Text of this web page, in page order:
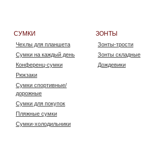
СУМКИ
Чехлы для планшета
Сумки на каждый день
Конференц-сумки
Рюкзаки
Сумки спортивные/
дорожные
Сумки для покупок
Пляжные сумки
Сумки-холодильники
ЗОНТЫ
Зонты-трости
Зонты складные
Дождевики